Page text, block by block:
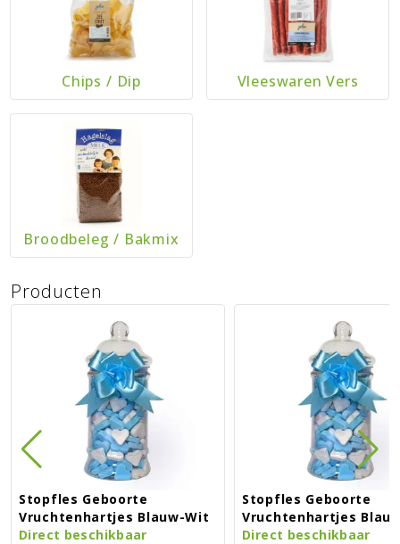
Chips / Dip Vleeswaren Vers
Broodbeleg/ Bakmix
Producten
Stopfles Geboorte
Vruchtenhartjes Blauw-Wit
Direct beschikbaar
Stopfles Geboorte
Vruchtenhartjes
Direct beschikbaar